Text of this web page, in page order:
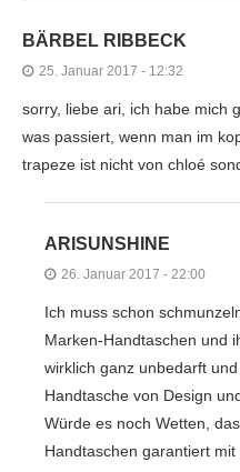
BÄRBEL RIBBECK
25. Januar 2017 - 12:32
sorry, liebe ari, ich habe mich
was passiert, wenn man im
trapeze ist nicht von chloé
ARISUNSHINE
26. Januar 2017 - 22:00
Ich muss schon
Marken-Handtaschen und
wirklich ganz unbedarft
Handtasche von Design
Würde es noch Wetten,
Handtaschen garantiert